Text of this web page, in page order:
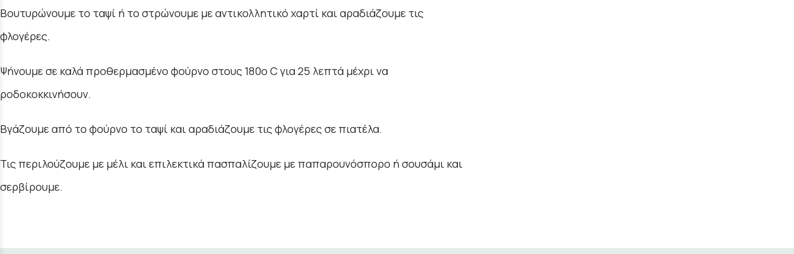
Βουτυρώνουμε το ταψί ή το στρώνουμε με αντικολλητικό χαρτί και αραδιάζουμε τις
φλογέρες.
Ψήνουμε σε καλά προθερμασμένο φούρνο στους 180ο C για 25 λεπτά μέχρι να
ροδοκοκκινήσουν.
Βγάζουμε από το φούρνο το ταψί και αραδιάζουμε τις φλογέρες σε πιατέλα.
Τις περιλούζουμε με μέλι και επιλεκτικά πασπαλίζουμε με παπαρουνόσπορο ή σουσάμι και
σερβίρουμε.